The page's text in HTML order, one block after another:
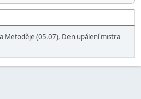
Metoděje (05.07), Den upálení mistra